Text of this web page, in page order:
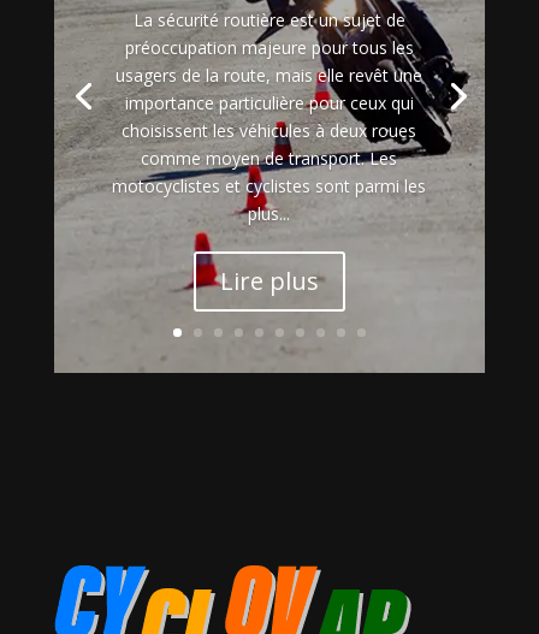
La sécurité routière est un sujet de
préoccupation majeure pour tous les
usagers de la route, mais elle revêt une
importance particulière pour ceux qui
choisissent les véhicules à deux roues
comme moyen de transport. Les
motocyclistes et cyclistes sont parmi les
plus...
Lire plus